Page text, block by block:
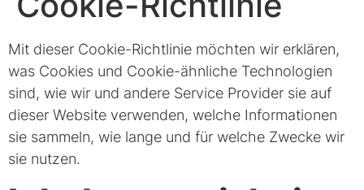
Mit dieser Cookie-Richtlinie möchten wir erklären,
was Cookies und Cookie-ähnliche Technologien
sind, wie wir und andere Service Provider sie auf
dieser Website verwenden, welche Informationen
sie sammeln, wie lange und für welche Zwecke wir
sie nutzen.